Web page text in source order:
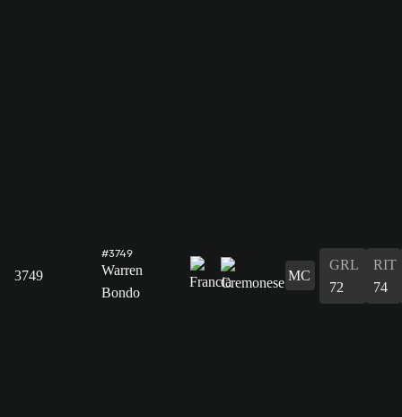
3749
#3749
Warren
Bondo
MC
GRL
72
RIT
74